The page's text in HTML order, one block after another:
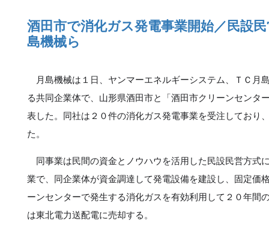
酒田市で消化ガス発電事業開始／民設
島機械ら
月島機械は１日、ヤンマーエネルギーシステム、ＴＣ月
る共同企業体で、山形県酒田市と「酒田市クリーンセンタ
表した。同社は２０件の消化ガス発電事業を受注しており
た。
同事業は民間の資金とノウハウを活用した民設民営方式
業で、同企業体が資金調達して発電設備を建設し、固定価
ーンセンターで発生する消化ガスを有効利用して２０年間
は東北電力送配電に売却する。